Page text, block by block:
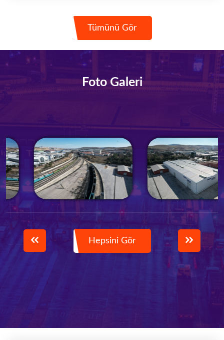
Tümünü Gör
Foto Galeri
Hepsini Gör